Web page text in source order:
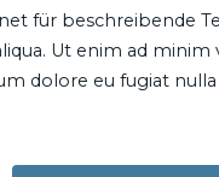
für beschreibende
Ut enim ad
dolore eu fugiat